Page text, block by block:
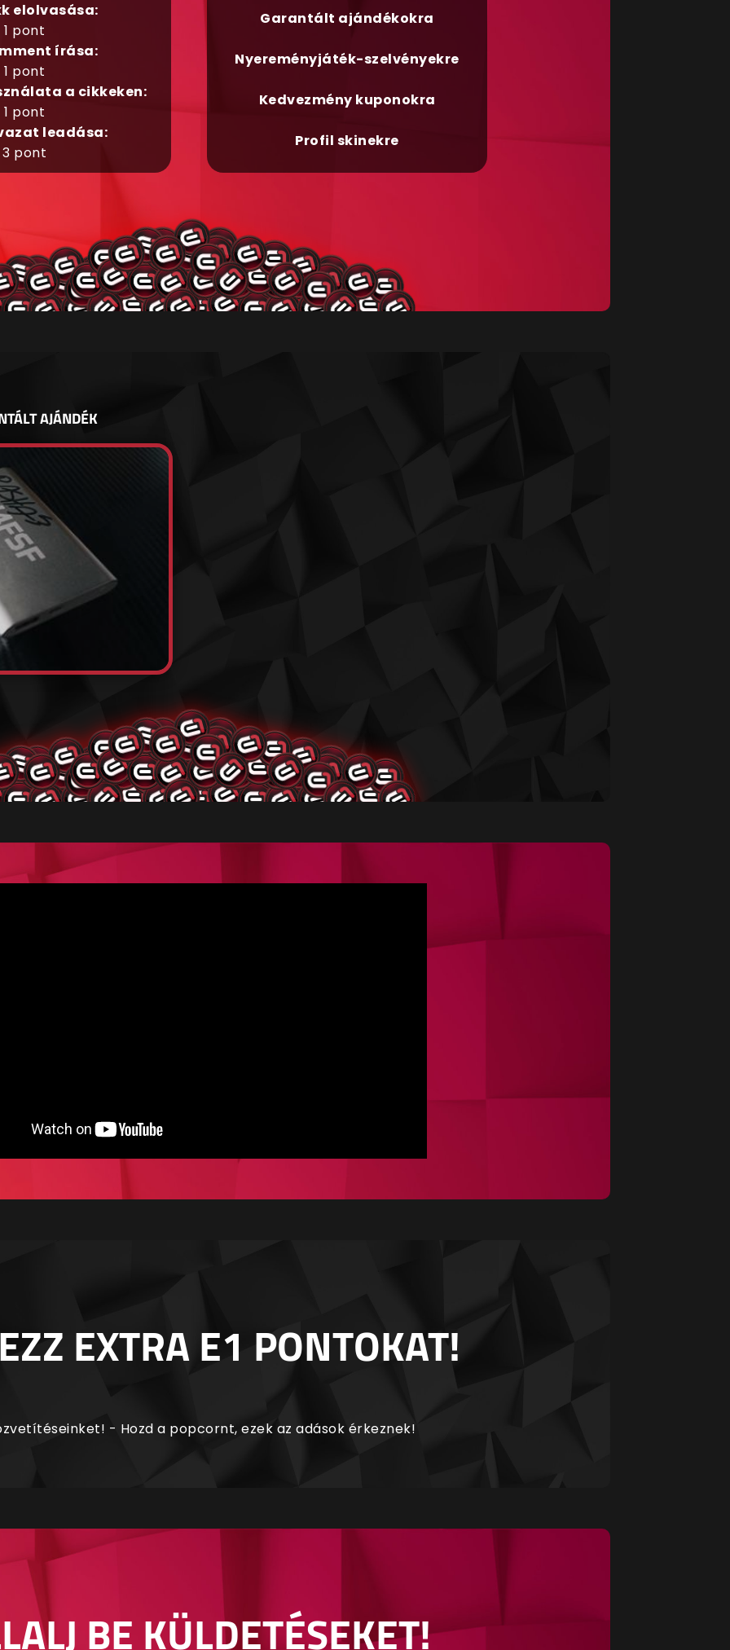
elolvasása:
1 pont
írása:
1 pont
a cikkeken:
1 pont
leadása:
3 pont
Garantált ajándékokra
Nyereményjáték-szelvényekre
Kedvezmény kuponokra
Profil skinekre
AJÁNDÉK
EXTRA E1 PONTOKAT!
- Hozd a popcornt, ezek az adások érkeznek!
BE KÜLDETÉSEKET!